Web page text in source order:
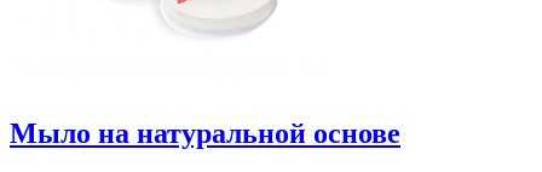
Мыло на натуральной основе